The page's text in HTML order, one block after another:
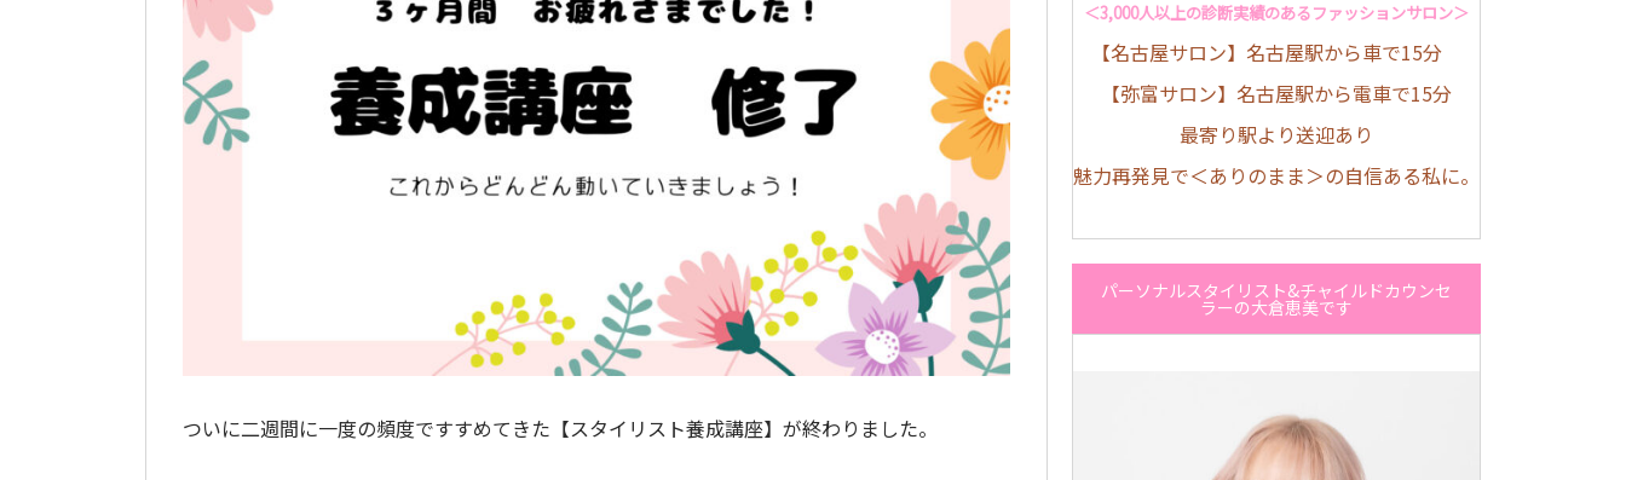
ついに二週間に一度の頻度ですすめてきた【スタイリスト養成講座】が終わりました。
＜3,000人以上の診断実績のあるファッションサロン＞
【名古屋サロン】名古屋駅から車で15分
【弥富サロン】名古屋駅から電車で15分
最寄り駅より送迎あり
魅力再発見で＜ありのまま＞の自信ある私に。
パーソナルスタイリスト&チャイルドカウンセ
ラーの大倉恵美です